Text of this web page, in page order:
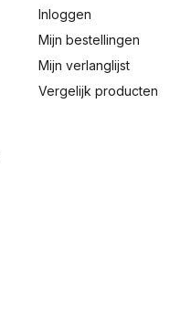
Inloggen
Mijn bestellingen
Mijn verlanglijst
Vergelijk producten